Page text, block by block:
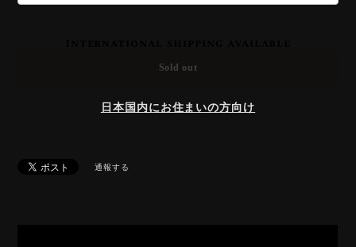
Sold out
日本国内にお住まいの方向け
通報する